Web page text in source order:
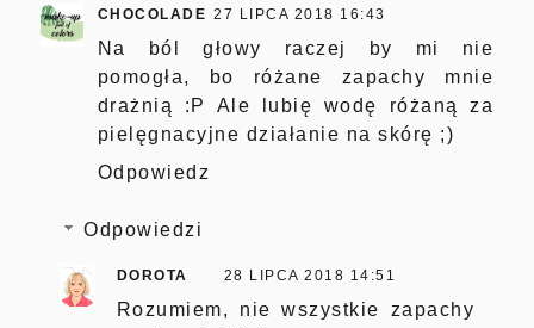
CHOCOLADE 27 LIPCA 2018 16:43
Na ból głowy raczej by mi nie
pomogła, bo różane zapachy mnie
drażnią :P Ale lubię wodę różaną za
pielęgnacyjne działanie na skórę ;)
Odpowiedz
Odpowiedzi
DOROTA 28 LIPCA 2018 14:51
Rozumiem, nie wszystkie zapachy